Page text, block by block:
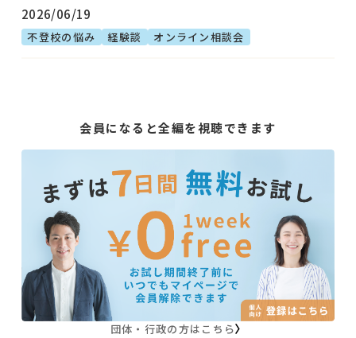
2026/06/19
不登校の悩み 経験談 オンライン相談会
会員になると全編を視聴できます
団体・行政の方はこちら